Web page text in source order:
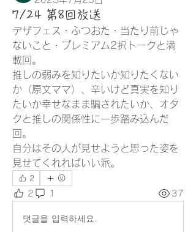
7/24 第8回放送
デザフェス・ふつおた・当たり前じゃ
ないこと・プレミアム2択トークと満
載回。
推しの弱みを知りたいか知りたくない
か（原文ママ）、辛いけど真実を知り
たいか幸せなまま騙されたいか、オタ
クと推しの関係性に一歩踏み込んだ
回。
自分はその人が見せようと思った姿を
見せてくれればいい派。
2
2 1 37
댓글을 입력하세요.